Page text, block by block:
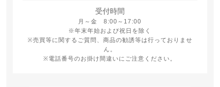
受付時間
月～金 8:00～17:00
月曜日から金曜日 8時から17時
※年末年始および祝日を除く
※売買等に関するご質問、商品の勧誘等は行っておりませ
ん。
※電話番号のお掛け間違いにご注意ください。